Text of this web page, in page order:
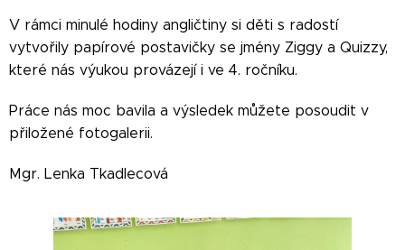
V rámci minulé hodiny angličtiny si děti s radostí
vytvořily papírové postavičky se jmény Ziggy a Quizzy,
které nás výukou provázejí i ve 4. ročníku.
Práce nás moc bavila a výsledek můžete posoudit v
přiložené fotogalerii.
Mgr. Lenka Tkadlecová